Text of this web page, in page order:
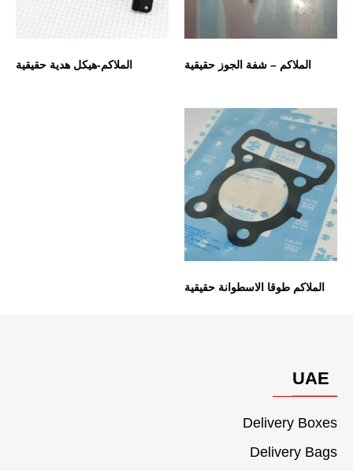
الملاكم – شفة الجوز حقيقية الملاكم-هيكل هدية حقيقية
الملاكم طوقا الاسطوانة حقيقية
UAE
Delivery Boxes
Delivery Bags